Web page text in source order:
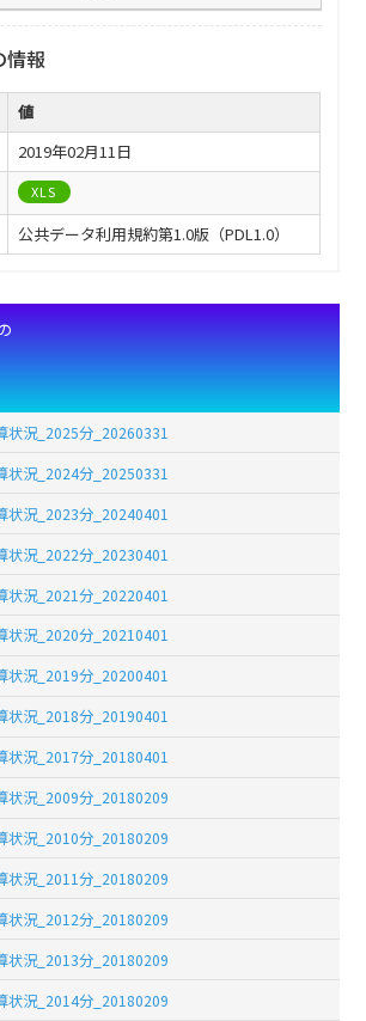
情報
値
2019年02月11日
XLS
公共データ利用規約第1.0版（PDL1.0）
状況_2025分_20260331
状況_2024分_20250331
状況_2023分_20240401
状況_2022分_20230401
状況_2021分_20220401
状況_2020分_20210401
状況_2019分_20200401
状況_2018分_20190401
状況_2017分_20180401
状況_2009分_20180209
状況_2010分_20180209
状況_2011分_20180209
状況_2012分_20180209
状況_2013分_20180209
状況_2014分_20180209